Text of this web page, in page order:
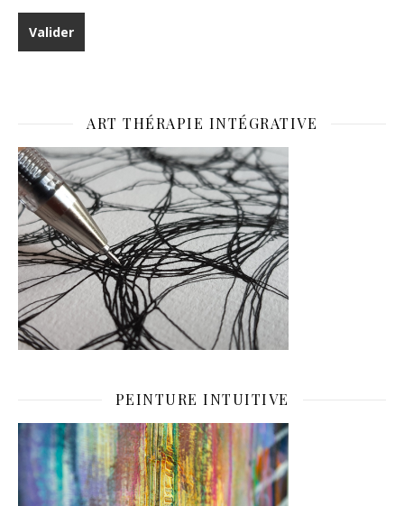
ART THÉRAPIE INTÉGRATIVE
PEINTURE INTUITIVE